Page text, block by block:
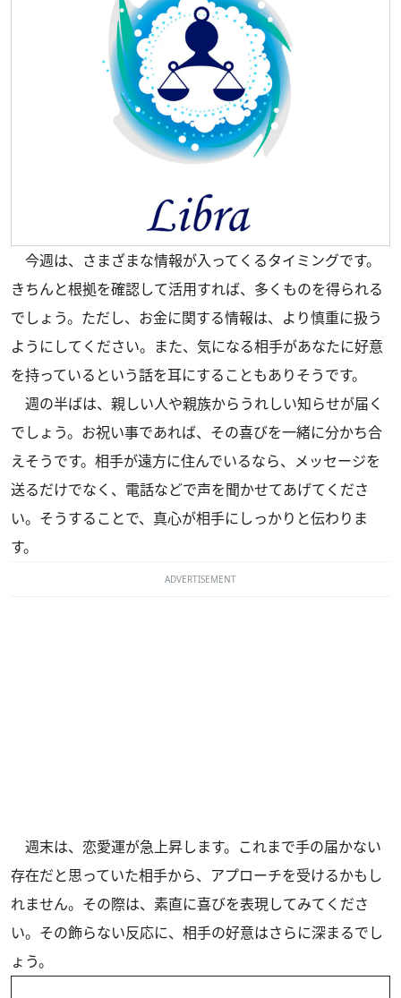
今週は、さまざまな情報が入ってくるタイミングです。
きちんと根拠を確認して活用すれば、多くものを得られる
でしょう。ただし、お金に関する情報は、より慎重に扱う
ようにしてください。また、気になる相手があなたに好意
を持っているという話を耳にすることもありそうです。
週の半ばは、親しい人や親族からうれしい知らせが届く
でしょう。お祝い事であれば、その喜びを一緒に分かち合
えそうです。相手が遠方に住んでいるなら、メッセージを
送るだけでなく、電話などで声を聞かせてあげてくださ
い。そうすることで、真心が相手にしっかりと伝わりま
す。
ADVERTISEMENT
週末は、恋愛運が急上昇します。これまで手の届かない
存在だと思っていた相手から、アプローチを受けるかもし
れません。その際は、素直に喜びを表現してみてくださ
い。その飾らない反応に、相手の好意はさらに深まるでし
ょう。